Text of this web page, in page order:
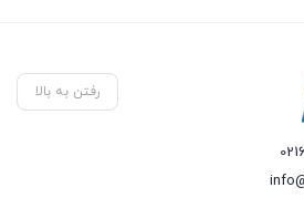
رفتن به بالا